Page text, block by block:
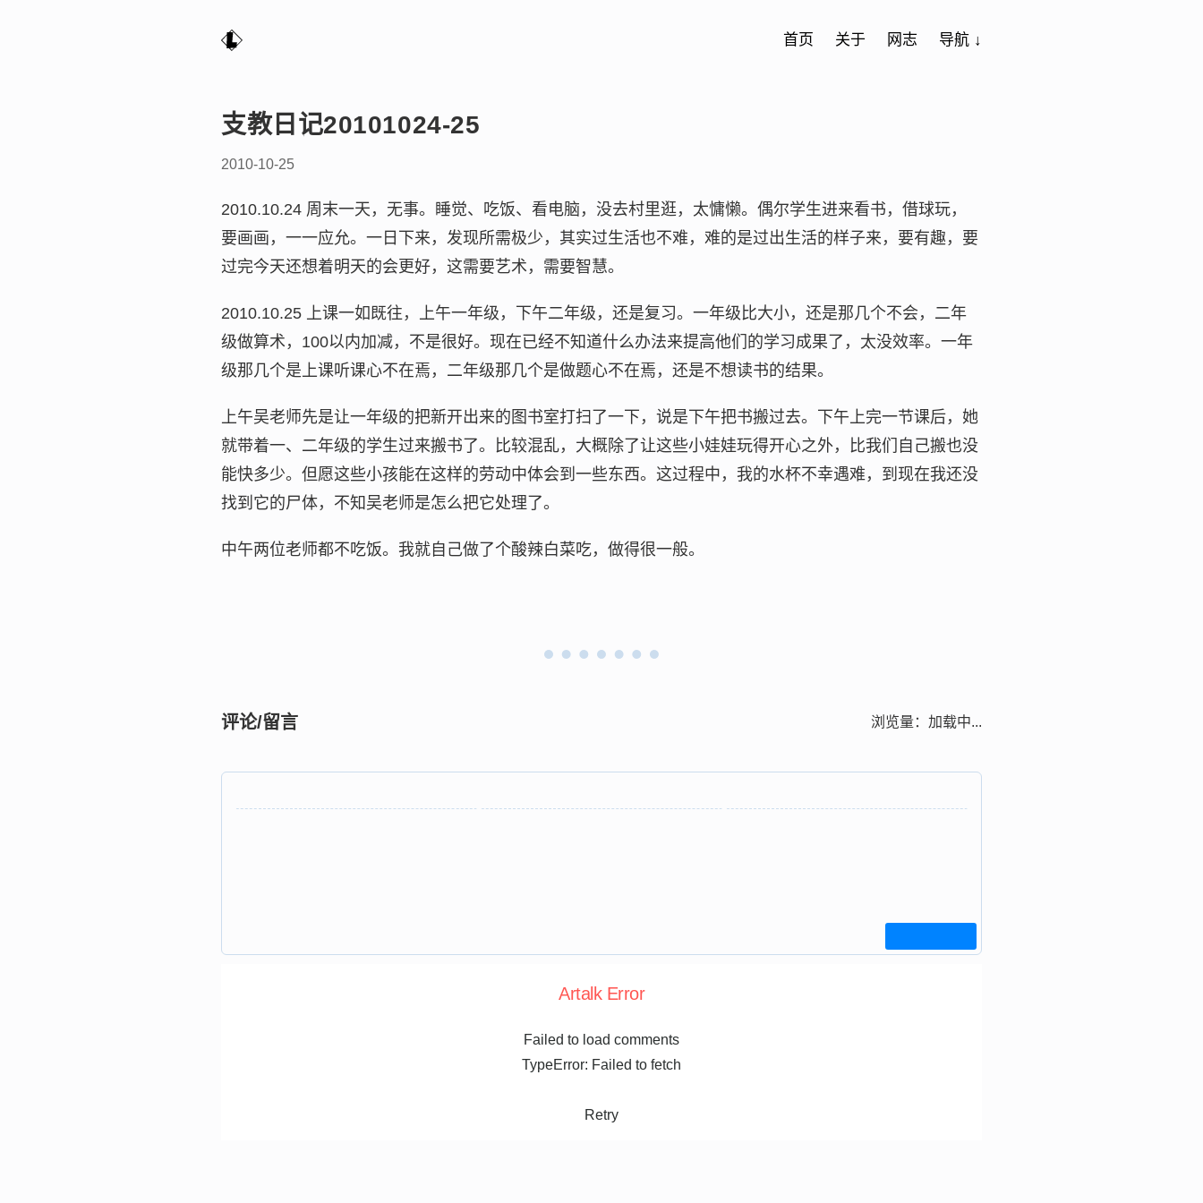
首页 关于 网志 导航 ↓
支教日记20101024-25
2010-10-25
2010.10.24 周末一天，无事。睡觉、吃饭、看电脑，没去村里逛，太慵懒。偶尔学生进来看书，借球玩，
要画画，一一应允。一日下来，发现所需极少，其实过生活也不难，难的是过出生活的样子来，要有趣，要
过完今天还想着明天的会更好，这需要艺术，需要智慧。
2010.10.25 上课一如既往，上午一年级，下午二年级，还是复习。一年级比大小，还是那几个不会，二年
级做算术，100以内加减，不是很好。现在已经不知道什么办法来提高他们的学习成果了，太没效率。一年
级那几个是上课听课心不在焉，二年级那几个是做题心不在焉，还是不想读书的结果。
上午吴老师先是让一年级的把新开出来的图书室打扫了一下，说是下午把书搬过去。下午上完一节课后，她
就带着一、二年级的学生过来搬书了。比较混乱，大概除了让这些小娃娃玩得开心之外，比我们自己搬也没
能快多少。但愿这些小孩能在这样的劳动中体会到一些东西。这过程中，我的水杯不幸遇难，到现在我还没
找到它的尸体，不知吴老师是怎么把它处理了。
中午两位老师都不吃饭。我就自己做了个酸辣白菜吃，做得很一般。
评论/留言 浏览量： 加载中...
Artalk Error
Failed to load comments
TypeError: Failed to fetch
Retry